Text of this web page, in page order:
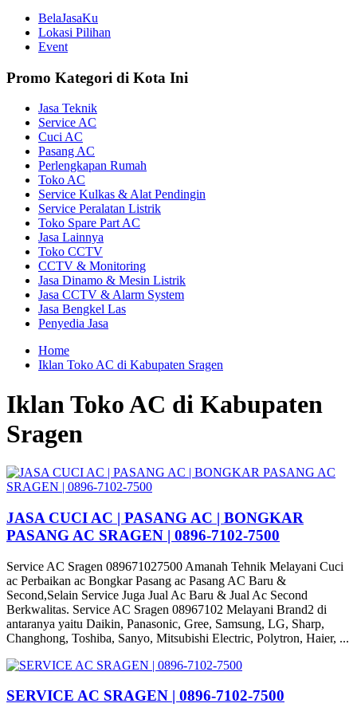
BelaJasaKu
Lokasi Pilihan
Event
Promo Kategori di Kota Ini
Jasa Teknik
Service AC
Cuci AC
Pasang AC
Perlengkapan Rumah
Toko AC
Service Kulkas & Alat Pendingin
Service Peralatan Listrik
Toko Spare Part AC
Jasa Lainnya
Toko CCTV
CCTV & Monitoring
Jasa Dinamo & Mesin Listrik
Jasa CCTV & Alarm System
Jasa Bengkel Las
Penyedia Jasa
Home
Iklan Toko AC di Kabupaten Sragen
Iklan Toko AC di Kabupaten
Sragen
JASA CUCI AC | PASANG AC | BONGKAR
PASANG AC SRAGEN | 0896-7102-7500
Service AC Sragen 089671027500 Amanah Tehnik Melayani Cuci
ac Perbaikan ac Bongkar Pasang ac Pasang AC Baru &
Second,Selain Service Juga Jual Ac Baru & Jual Ac Second
Berkwalitas. Service AC Sragen 08967102 Melayani Brand2 di
antaranya yaitu Daikin, Panasonic, Gree, Samsung, LG, Sharp,
Changhong, Toshiba, Sanyo, Mitsubishi Electric, Polytron, Haier, ...
SERVICE AC SRAGEN | 0896-7102-7500